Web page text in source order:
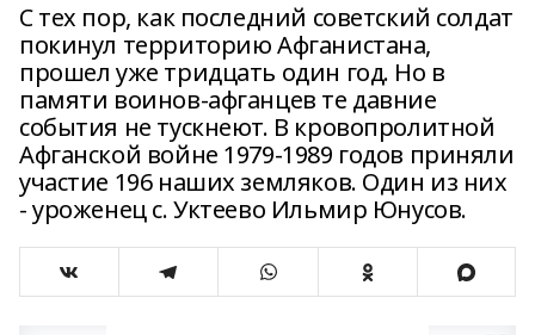
С тех пор, как последний советский солдат
покинул территорию Афганистана,
прошел уже тридцать один год. Но в
памяти воинов-афганцев те давние
события не тускнеют. В кровопролитной
Афганской войне 1979-1989 годов приняли
участие 196 наших земляков. Один из них
- уроженец с. Уктеево Ильмир Юнусов.